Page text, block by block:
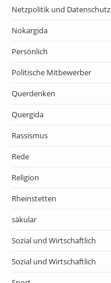
Netzpolitik und Datenschutz
Nokargida
Persönlich
Politische Mitbewerber
Querdenken
Quergida
Rassismus
Rede
Religion
Rheinstetten
säkular
Sozial und Wirtschaftlich
Sozial und Wirtschaftlich